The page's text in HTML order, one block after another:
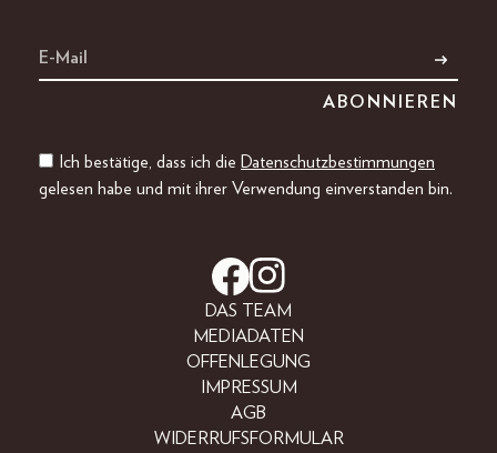
Ich bestätige, dass ich die Datenschutzbestimmungen
gelesen habe und mit ihrer Verwendung einverstanden bin.
DAS TEAM
MEDIADATEN
OFFENLEGUNG
IMPRESSUM
AGB
WIDERRUFSFORMULAR